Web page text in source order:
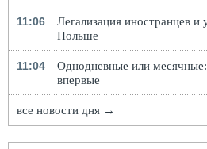
11:06
Легализация иностранцев и
Польше
11:04
Однодневные или
впервые
все новости дня →